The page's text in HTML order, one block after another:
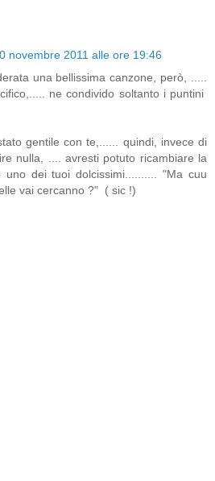
novembre 2011 alle ore 19:46
una bellissima canzone, però, .....
ne condivido soltanto i puntini
gentile con te,...... quindi, invece di
nulla, .... avresti potuto ricambiare la
uno dei tuoi dolcissimi.......... "Ma cuu
vai cercanno ?" ( sic !)